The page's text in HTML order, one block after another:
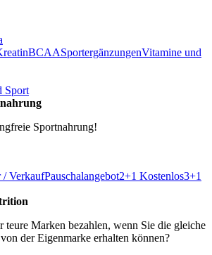
BCAASportergänzungenVitamine und
Sport
Sportnahrung!
/ VerkaufPauschalangebot2+1 Kostenlos3+1
teure Marken bezahlen, wenn Sie die gleiche
der Eigenmarke erhalten können?